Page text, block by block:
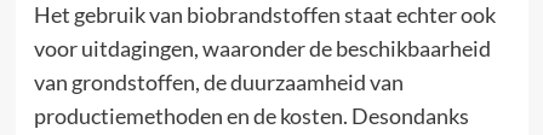
Het gebruik van biobrandstoffen staat echter ook
voor uitdagingen, waaronder de beschikbaarheid
van grondstoffen, de duurzaamheid van
productiemethoden en de kosten. Desondanks